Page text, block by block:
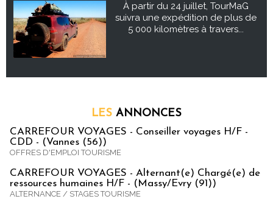
À partir du 24 juillet, TourMaG
suivra une expédition de plus de
5 000 kilomètres à travers...
LES ANNONCES
CARREFOUR VOYAGES - Conseiller voyages H/F -
CDD - (Vannes (56))
OFFRES D'EMPLOI TOURISME
CARREFOUR VOYAGES - Alternant(e) Chargé(e) de
ressources humaines H/F - (Massy/Evry (91))
ALTERNANCE / STAGES TOURISME